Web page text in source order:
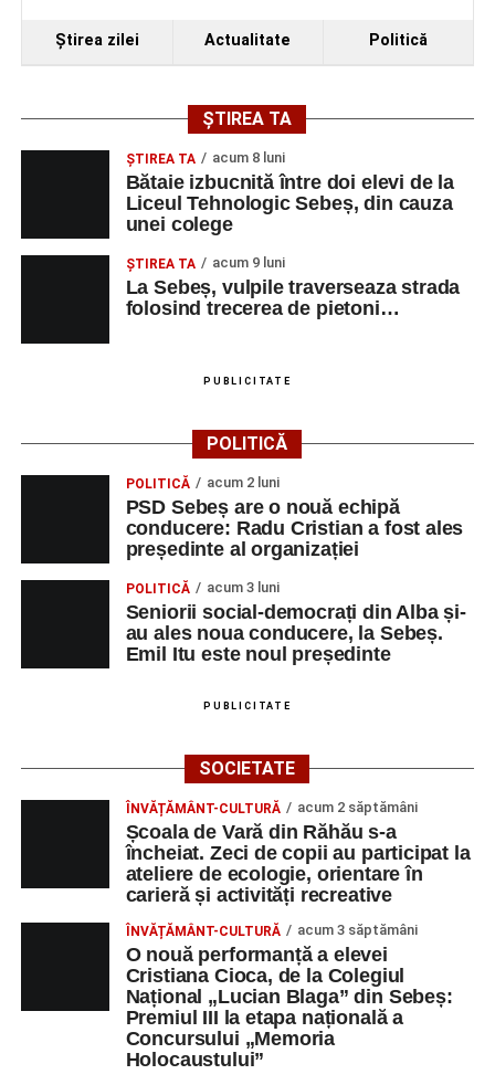
Ştirea zilei Actualitate Politică
ȘTIREA TA
ŞTIREA TA acum 8 luni
Bătaie izbucnită între doi elevi de la
Liceul Tehnologic Sebeș, din cauza
unei colege
ŞTIREA TA acum 9 luni
La Sebeș, vulpile traverseaza strada
folosind trecerea de pietoni…
PUBLICITATE
POLITICĂ
POLITICĂ acum 2 luni
PSD Sebeș are o nouă echipă
conducere: Radu Cristian a fost ales
președinte al organizației
POLITICĂ acum 3 luni
Seniorii social-democrați din Alba și-
au ales noua conducere, la Sebeș.
Emil Itu este noul președinte
PUBLICITATE
SOCIETATE
ÎNVĂȚĂMÂNT-CULTURĂ acum 2 săptămâni
Școala de Vară din Răhău s-a
încheiat. Zeci de copii au participat la
ateliere de ecologie, orientare în
carieră și activități recreative
ÎNVĂȚĂMÂNT-CULTURĂ acum 3 săptămâni
O nouă performanță a elevei
Cristiana Cioca, de la Colegiul
Național „Lucian Blaga” din Sebeș:
Premiul III la etapa națională a
Concursului „Memoria
Holocaustului”